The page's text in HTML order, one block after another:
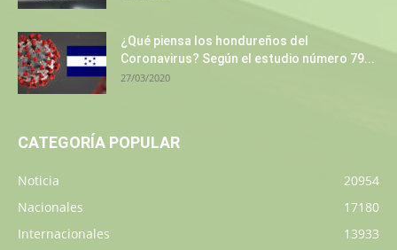
¿Qué piensa los hondureños del
Coronavirus? Según el estudio número 79...
27/03/2020
CATEGORÍA POPULAR
Noticia
20954
Nacionales
17180
Internacionales
13933